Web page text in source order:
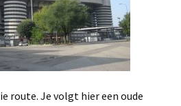
route. Je volgt hier een oude